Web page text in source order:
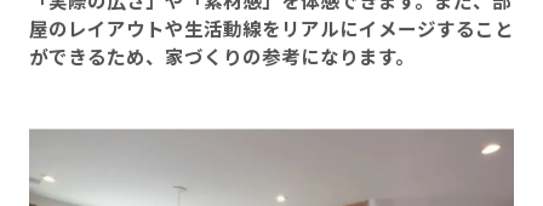
屋のレイアウトや生活動線をリアルにイメージすること
ができるため、家づくりの参考になります。